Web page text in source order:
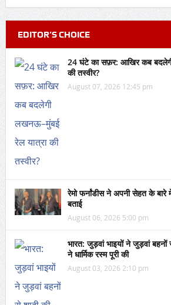
EDITOR’S CHOICE
24 घंटे का सफ़र: आखिर कब
की तस्वीर?
August 07, 2026 12:45 pm
रेमो फर्नांडीस ने अपनी सेहत के बारे
बताई
August 06, 2026 5:00 pm
भारत: जुड़वां भाइयों ने जुड़वां बहनों
ने धार्मिक रस्म पूरी की
August 03, 2026 2:10 pm